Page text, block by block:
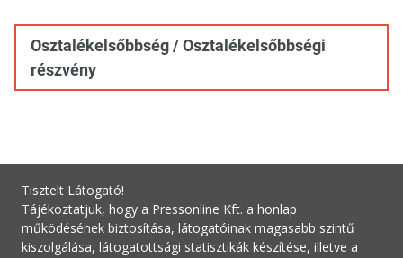
Osztalékelsőbbség / Osztalékelsőbbségi
részvény
Tisztelt Látogató!
Tájékoztatjuk, hogy a Pressonline Kft. a honlap
működésének biztosítása, látogatóinak magasabb szintű
kiszolgálása, látogatottsági statisztikák készítése, illetve a